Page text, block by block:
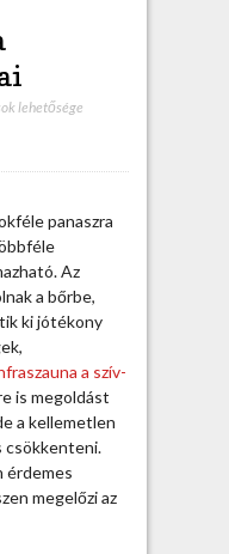
lehetősége
panaszra
Az
a bőrbe,
ki jótékony
a szív-
is megoldást
a kellemetlen
csökkenteni.
érdemes
megelőzi az